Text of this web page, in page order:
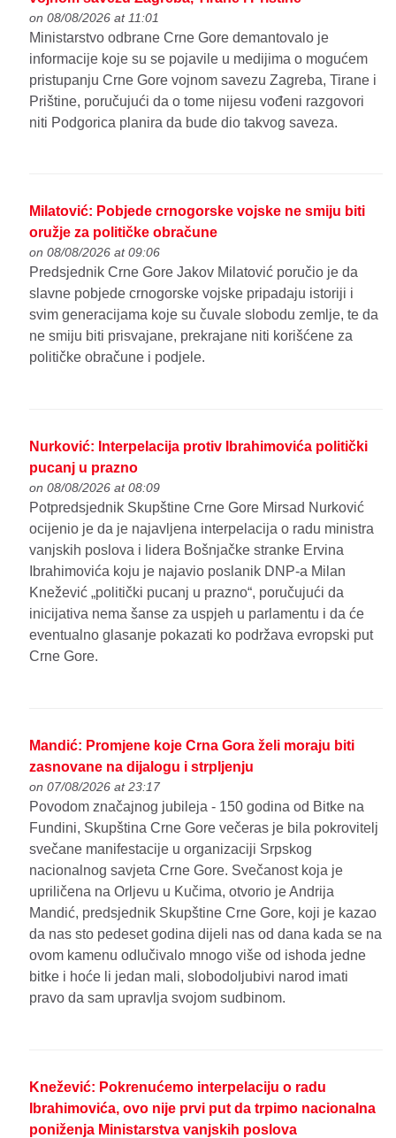
on 08/08/2026 at 11:01
Ministarstvo odbrane Crne Gore demantovalo je
informacije koje su se pojavile u medijima o mogućem
pristupanju Crne Gore vojnom savezu Zagreba, Tirane i
Prištine, poručujući da o tome nijesu vođeni razgovori
niti Podgorica planira da bude dio takvog saveza.
Milatović: Pobjede crnogorske vojske ne smiju biti
oružje za političke obračune
on 08/08/2026 at 09:06
Predsjednik Crne Gore Jakov Milatović poručio je da
slavne pobjede crnogorske vojske pripadaju istoriji i
svim generacijama koje su čuvale slobodu zemlje, te da
ne smiju biti prisvajane, prekrajane niti korišćene za
političke obračune i podjele.
Nurković: Interpelacija protiv Ibrahimovića politički
pucanj u prazno
on 08/08/2026 at 08:09
Potpredsjednik Skupštine Crne Gore Mirsad Nurković
ocijenio je da je najavljena interpelacija o radu ministra
vanjskih poslova i lidera Bošnjačke stranke Ervina
Ibrahimovića koju je najavio poslanik DNP-a Milan
Knežević „politički pucanj u prazno“, poručujući da
inicijativa nema šanse za uspjeh u parlamentu i da će
eventualno glasanje pokazati ko podržava evropski put
Crne Gore.
Mandić: Promjene koje Crna Gora želi moraju biti
zasnovane na dijalogu i strpljenju
on 07/08/2026 at 23:17
Povodom značajnog jubileja - 150 godina od Bitke na
Fundini, Skupština Crne Gore večeras je bila pokrovitelj
svečane manifestacije u organizaciji Srpskog
nacionalnog savjeta Crne Gore. Svečanost koja je
upriličena na Orljevu u Kučima, otvorio je Andrija
Mandić, predsjednik Skupštine Crne Gore, koji je kazao
da nas sto pedeset godina dijeli nas od dana kada se na
ovom kamenu odlučivalo mnogo više od ishoda jedne
bitke i hoće li jedan mali, slobodoljubivi narod imati
pravo da sam upravlja svojom sudbinom.
Knežević: Pokrenućemo interpelaciju o radu
Ibrahimovića, ovo nije prvi put da trpimo nacionalna
poniženja Ministarstva vanjskih poslova